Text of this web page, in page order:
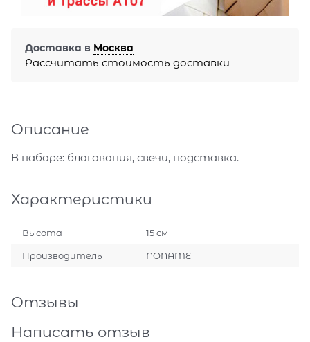
Доставка в Москва
Рассчитать стоимость доставки
Описание
В наборе: благовония, свечи, подставка.
Характеристики
Высота 15 см
Производитель NONAME
Отзывы
Написать отзыв